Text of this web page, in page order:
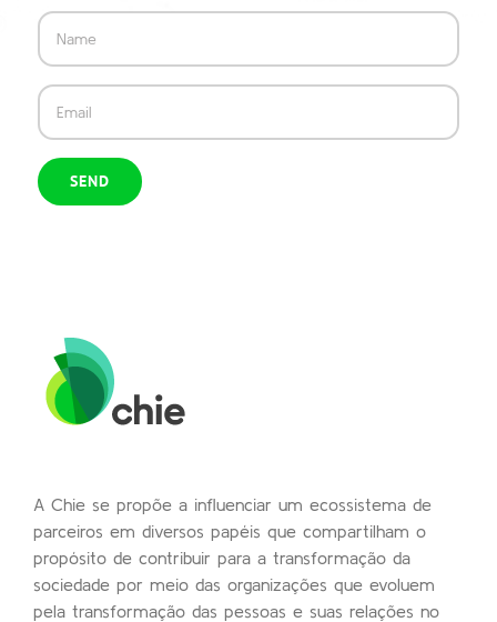
A Chie se propõe a influenciar um ecossistema de
parceiros em diversos papéis que compartilham o
propósito de contribuir para a transformação da
sociedade por meio das organizações que evoluem
pela transformação das pessoas e suas relações no